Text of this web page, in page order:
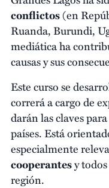
conflictos(en
Ruanda, Burundi,
mediática ha
causas y sus
Este curso se
correrá a cargo de
darán las claves
países. Está
especialmente
cooperantesy
región.